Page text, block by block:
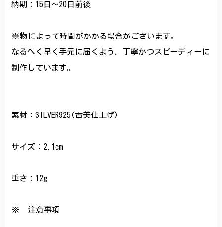
納期：15日～20日前後
※物によって時間がかかる場合がございます。
なるべく早く手元に届くよう、丁寧かつスピーディーに
制作しています。
素材：SILVER925(古美仕上げ)
サイズ：2.1cm
重さ：12g
※ 注意事項